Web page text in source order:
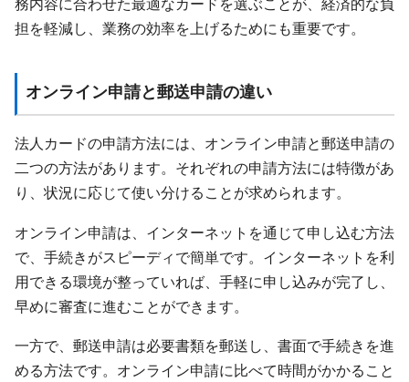
務内容に合わせた最適なカードを選ぶことが、経済的な負
担を軽減し、業務の効率を上げるためにも重要です。
オンライン申請と郵送申請の違い
法人カードの申請方法には、オンライン申請と郵送申請の
二つの方法があります。それぞれの申請方法には特徴があ
り、状況に応じて使い分けることが求められます。
オンライン申請は、インターネットを通じて申し込む方法
で、手続きがスピーディで簡単です。インターネットを利
用できる環境が整っていれば、手軽に申し込みが完了し、
早めに審査に進むことができます。
一方で、郵送申請は必要書類を郵送し、書面で手続きを進
める方法です。オンライン申請に比べて時間がかかること